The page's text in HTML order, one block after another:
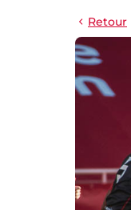
Retour